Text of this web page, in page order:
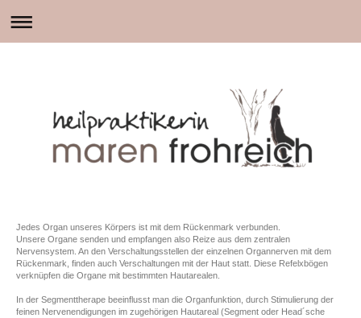
Jedes Organ unseres Körpers ist mit dem Rückenmark verbunden.
Unsere Organe senden und empfangen also Reize aus dem zentralen
Nervensystem. An den Verschaltungsstellen der einzelnen Organnerven mit dem
Rückenmark, finden auch Verschaltungen mit der Haut statt. Diese Refelxbögen
verknüpfen die Organe mit bestimmten Hautarealen.
In der Segmenttherape beeinflusst man die Organfunktion, durch Stimulierung der
feinen Nervenendigungen im zugehörigen Hautareal (Segment oder Head´sche